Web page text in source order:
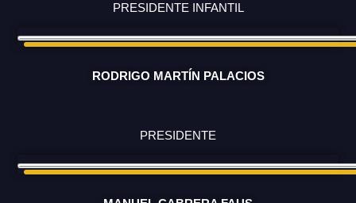
PRESIDENTE INFANTIL
RODRIGO MARTÍN PALACIOS
PRESIDENTE